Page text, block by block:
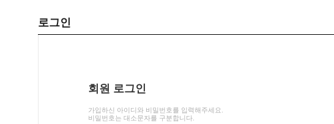
로그인
회원 로그인
가입하신 아이디와 비밀번호를 입력해주세요.
비밀번호는 대소문자를 구분합니다.